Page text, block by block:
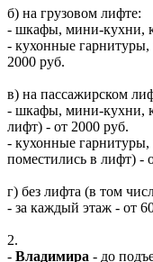
б) на грузовом лифте:
- шкафы, мини-кухни,
- кухонные
2000 руб.
в) на пассажирском
- шкафы, мини-кухни,
лифт) - от 2000 руб.
- кухонные гарнитуры,
поместились в лифт) -
г) без лифта (в том
- за каждый этаж - от
2.
- Владимира - до